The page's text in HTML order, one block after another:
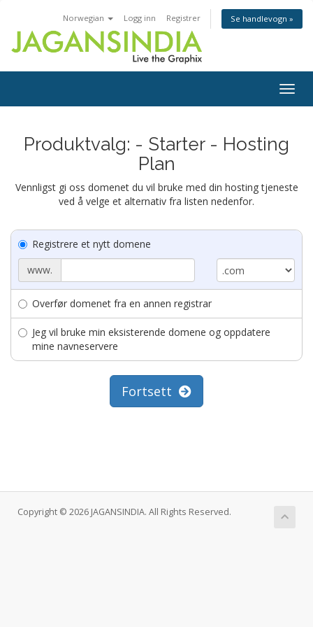
Norwegian Logg inn Registrer Se handlevogn »
Produktvalg: - Starter - Hosting
Plan
Vennligst gi oss domenet du vil bruke med din hosting tjeneste
ved å velge et alternativ fra listen nedenfor.
Registrere et nytt domene
www.
Overfør domenet fra en annen registrar
Jeg vil bruke min eksisterende domene og oppdatere
mine navneservere
Fortsett
Copyright © 2026 JAGANSINDIA. All Rights Reserved.